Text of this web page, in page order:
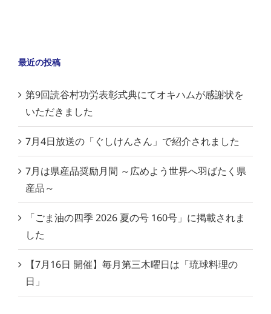
最近の投稿
第9回読谷村功労表彰式典にてオキハムが感謝状を
いただきました
7月4日放送の「ぐしけんさん」で紹介されました
7月は県産品奨励月間 ～広めよう世界へ羽ばたく県
産品～
「ごま油の四季 2026 夏の号 160号」に掲載されま
した
【7月16日 開催】毎月第三木曜日は「琉球料理の
日」